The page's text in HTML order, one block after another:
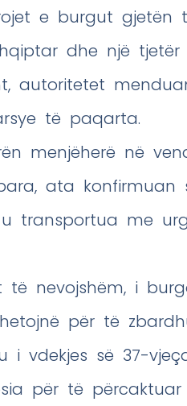
e burgut gjetën
dhe një
autoritetet
të paqarta.
menjëherë në
ata konfirmuan
transportua me
të nevojshëm, i
për të
i vdekjes së 37-
për të